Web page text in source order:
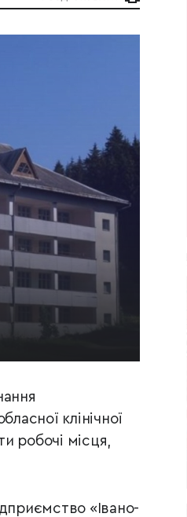
клінічної
робочі місця,
«Івано-